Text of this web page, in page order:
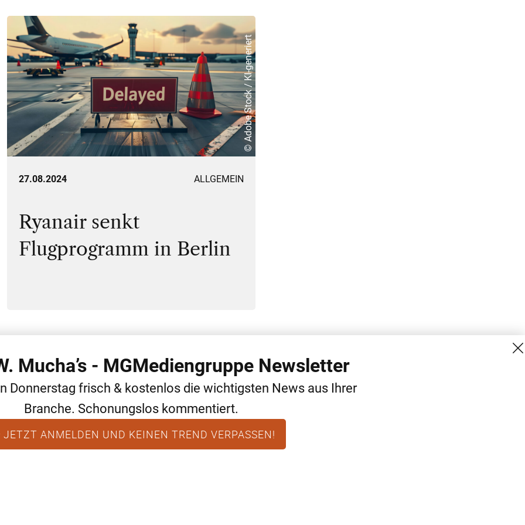
© Adobe Stock / KI-generiert
27.08.2024 ALLGEMEIN
Ryanair senkt
Flugprogramm in Berlin
WEITERE THEMEN ALLGEMEIN NEWS
Mucha’s - MGMediengruppe Newsletter
Donnerstag frisch & kostenlos die wichtigsten News aus Ihrer
Branche. Schonungslos kommentiert.
ANMELDEN UND KEINEN TREND VERPASSEN!